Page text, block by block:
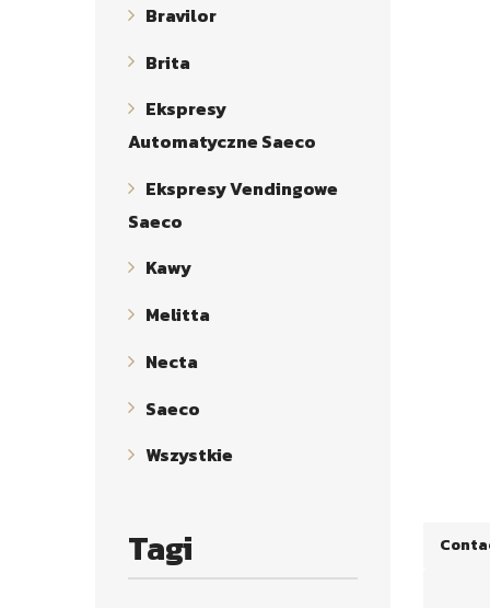
Bravilor
Brita
Ekspresy
Automatyczne Saeco
Ekspresy Vendingowe
Saeco
Kawy
Melitta
Necta
Saeco
Wszystkie
Tagi